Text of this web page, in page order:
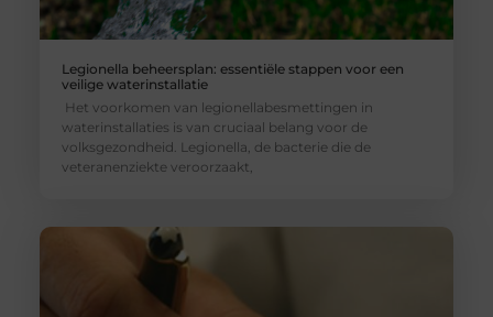
Legionella beheersplan: essentiële stappen voor een
veilige waterinstallatie
Het voorkomen van legionellabesmettingen in
waterinstallaties is van cruciaal belang voor de
volksgezondheid. Legionella, de bacterie die de
veteranenziekte veroorzaakt,